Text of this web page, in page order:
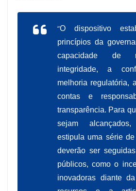
“O dispositivo
princípios da
capacidade de
integridade, a
melhoria regulatória,
contas e
transparência. Para
sejam
estipula uma série
deverão ser
públicos, como o
inovadoras diante